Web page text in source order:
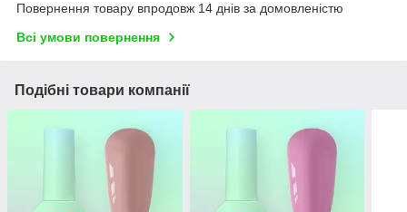
Повернення товару впродовж 14 днів за домовленістю
Всі умови повернення
Подібні товари компанії